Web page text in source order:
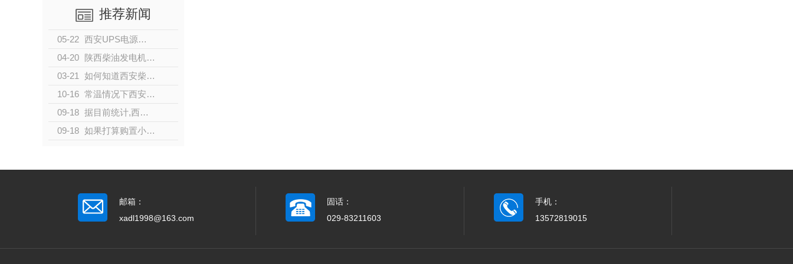
推荐新闻
05-22
西安UPS电源的分类
04-20
陕西柴油发电机的发展
03-21
如何知道西安柴油发电机是否过载？
10-16
常温情况下西安柴油发电机组启动不成功的原因及解决办法有哪些？
09-18
据目前统计,西安城镇居民人均住房面积从8.1平方米增加到34.4
09-18
如果打算购置小型家用发电机，有哪些型号值得推荐？
邮箱：
xadl1998@163.com
固话：
029-83211603
手机：
13572819015